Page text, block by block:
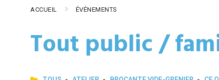
ACCUEIL ÉVÉNEMENTS
Tout public /